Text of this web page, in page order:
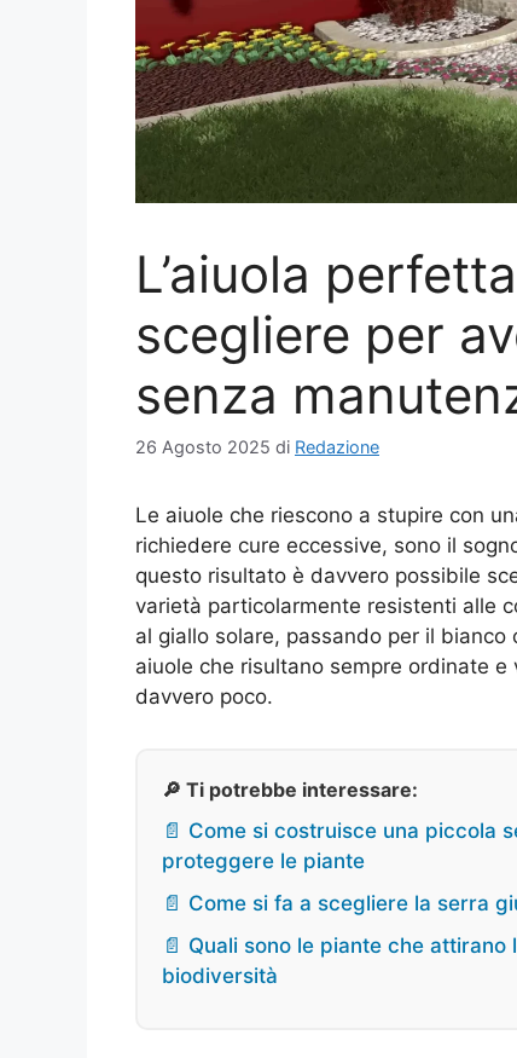
L’aiuola
scegliere per
senza
26 Agosto 2025 di Redazione
Le aiuole che riescono a stupire con
richiedere cure eccessive, sono il
questo risultato è davvero possibile
varietà particolarmente resistenti alle
al giallo solare, passando per il
aiuole che risultano sempre ordinate
davvero poco.
🔎 Ti potrebbe interessare:
📄 Come si costruisce una piccola
proteggere le piante
📄 Come si fa a scegliere la serra
📄 Quali sono le piante che
biodiversità